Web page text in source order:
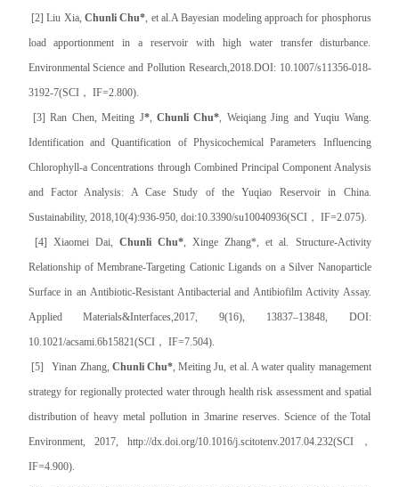
[2] Liu Xia, Chunli Chu*, et al.A Bayesian modeling approach for phosphorus
load apportionment in a reservoir with high water transfer disturbance.
Environmental Science and Pollution Research,2018.DOI: 10.1007/s11356-018-
3192-7(SCI， IF=2.800).
[3] Ran Chen, Meiting J*,Chunli Chu*, Weiqiang Jing and Yuqiu Wang.
Identification and Quantification of Physicochemical Parameters Influencing
Chlorophyll-a Concentrations through Combined Principal Component Analysis
and Factor Analysis: A Case Study of the Yuqiao Reservoir in China.
Sustainability, 2018,10(4):936-950, doi:10.3390/su10040936(SCI， IF=2.075).
[4] Xiaomei Dai, Chunli Chu*, Xinge Zhang*, et al. Structure-Activity
Relationship of Membrane-Targeting Cationic Ligands on a Silver Nanoparticle
Surface in an Antibiotic-Resistant Antibacterial and Antibiofilm Activity Assay.
Applied Materials&Interfaces,2017, 9(16), 13837–13848, DOI:
10.1021/acsami.6b15821(SCI， IF=7.504).
[5] Yinan Zhang, Chunli Chu*, Meiting Ju, et al. A water quality management
strategy for regionally protected water through health risk assessment and spatial
distribution of heavy metal pollution in 3marine reserves. Science of the Total
Environment, 2017, http://dx.doi.org/10.1016/j.scitotenv.2017.04.232(SCI，
IF=4.900).